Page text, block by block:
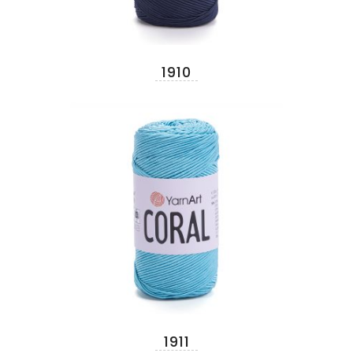
1910
1911